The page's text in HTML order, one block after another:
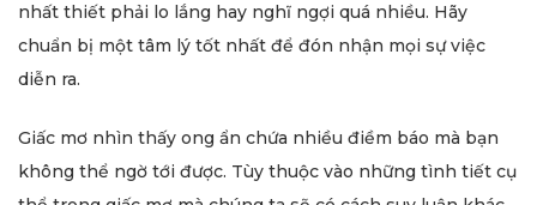
nhất thiết phải lo lắng hay nghĩ ngợi quá nhiều. Hãy
chuẩn bị một tâm lý tốt nhất để đón nhận mọi sự việc
diễn ra.
Giấc mơ nhìn thấy ong ẩn chứa nhiều điềm báo mà bạn
không thể ngờ tới được. Tùy thuộc vào những tình tiết cụ